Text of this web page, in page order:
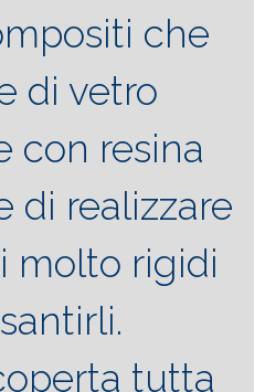
che
di vetro
con resina
realizzare
molto rigidi
tutta